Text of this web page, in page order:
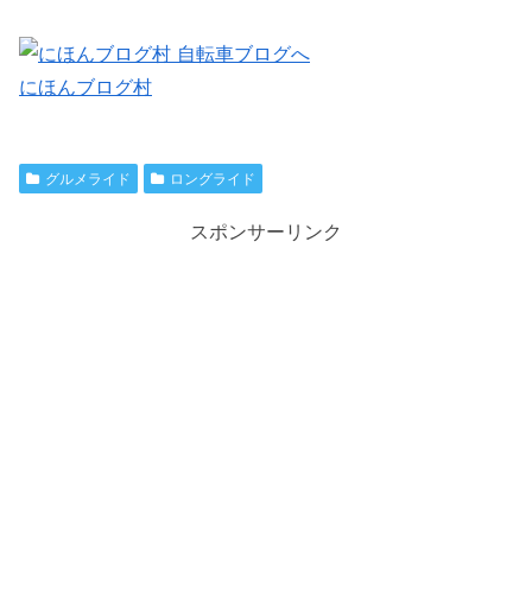
にほんブログ村
グルメライド ロングライド
スポンサーリンク